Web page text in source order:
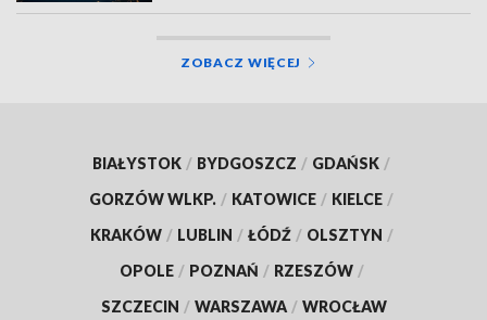
ZOBACZ WIĘCEJ
BIAŁYSTOK / BYDGOSZCZ / GDAŃSK /
GORZÓW WLKP. / KATOWICE / KIELCE /
KRAKÓW / LUBLIN / ŁÓDŹ / OLSZTYN /
OPOLE / POZNAŃ / RZESZÓW /
SZCZECIN / WARSZAWA / WROCŁAW